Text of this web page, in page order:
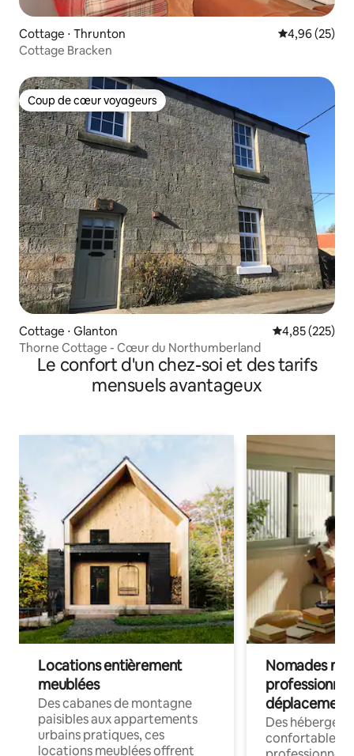
Cottage ⋅ Thrunton Évaluation
4,96 (25)
Cottage Bracken
Coup de cœur voyageurs
Coup de cœur voyageurs
Cottage ⋅ Glanton Évaluation
4,85 (225)
Thorne Cottage - Cœur du Northumberland
Le confort d'un chez-soi et des tarifs
mensuels avantageux
Locations entièrement
meublées
Des cabanes de montagne
paisibles aux appartements
urbains pratiques, ces
locations meublées offrent
Nomades
déplacement
Des
confortables